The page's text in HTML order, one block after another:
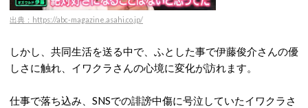
出典：https://abc-magazine.asahi.co.jp/
しかし、共同生活を送る中で、ふとした事で伊藤俊介さんの優
しさに触れ、イワクラさんの心境に変化が訪れます。
仕事で落ち込み、SNSでの誹謗中傷に号泣していたイワクラさ